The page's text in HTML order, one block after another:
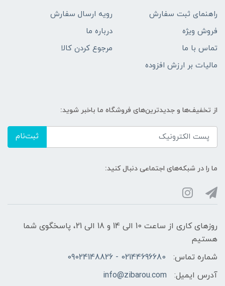
راهنمای ثبت سفارش
رویه ارسال سفارش
فروش ویژه
درباره ما
تماس با ما
مرجوع کردن کالا
مالیات بر ارزش افزوده
از تخفیف‌ها و جدیدترین‌های فروشگاه ما باخبر شوید:
ثبت‌نام
ما را در شبکه‌های اجتماعی دنبال کنید:
روزهای کاری از ساعت 10 الی 14 و 18 الی 21، پاسخگوی شما
هستیم
شماره تماس:
02144696680 - 09024148826
آدرس ایمیل:
info@zibarou.com